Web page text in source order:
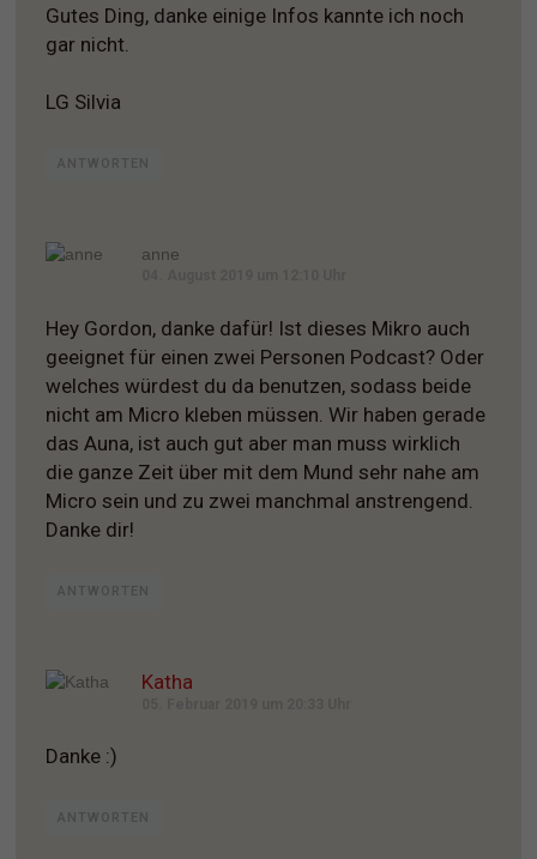
Gutes Ding, danke einige Infos kannte ich noch
gar nicht.
LG Silvia
ANTWORTEN
anne
Hey Gordon, danke dafür! Ist dieses Mikro auch
geeignet für einen zwei Personen Podcast? Oder
welches würdest du da benutzen, sodass beide
nicht am Micro kleben müssen. Wir haben gerade
das Auna, ist auch gut aber man muss wirklich
die ganze Zeit über mit dem Mund sehr nahe am
Micro sein und zu zwei manchmal anstrengend.
Danke dir!
ANTWORTEN
Katha
Danke :)
ANTWORTEN